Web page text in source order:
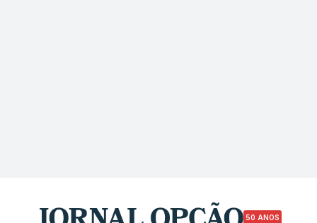
50 ANOS